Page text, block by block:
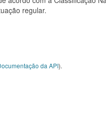
regular.
da API).